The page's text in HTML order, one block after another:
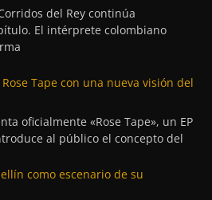
del Rey continúa
El intérprete colombiano
Rose Tape con una nueva visión del
oficialmente «Rose Tape», un EP
al público el concepto del
como escenario de su